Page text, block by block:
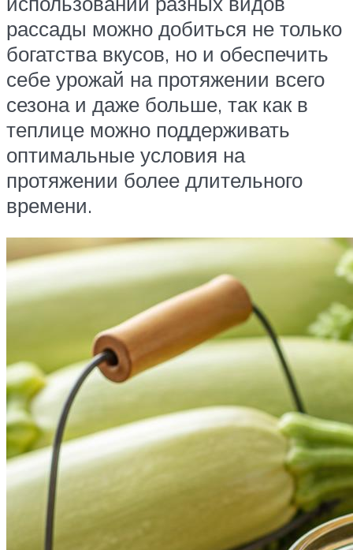
рассады можно добиться не только
богатства вкусов, но и обеспечить
себе урожай на протяжении всего
сезона и даже больше, так как в
теплице можно поддерживать
оптимальные условия на
протяжении более длительного
времени.